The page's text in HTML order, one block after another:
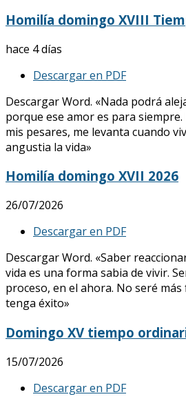
Homilía domingo XVIII
hace 4 días
Descargar en PDF
Descargar Word. «Nada podrá
porque ese amor es para siempre.
mis pesares, me levanta cuando
angustia la vida»
Homilía domingo XVII 2026
26/07/2026
Descargar en PDF
Descargar Word. «Saber
vida es una forma sabia de vivir.
proceso, en el ahora. No seré
tenga éxito»
Domingo XV tiempo
15/07/2026
Descargar en PDF